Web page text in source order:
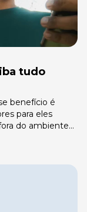
tudo
benefício é
para eles
do ambiente
supermercados,
Vem com